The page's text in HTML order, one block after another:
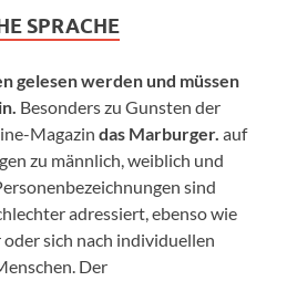
SPRACHE
gelesen werden und müssen
Besonders zu Gunsten der
Magazin das Marburger. auf
zu männlich, weiblich und
sind
adressiert, ebenso wie
sich nach individuellen
Der